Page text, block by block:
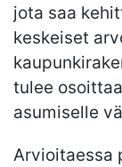
jota saa
keskeiset
tulee
asumiselle
Arvioitaessa